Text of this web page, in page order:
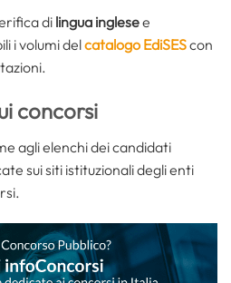
di lingua inglesee
i volumi delcatalogo EdiSEScon
concorsi
agli elenchi dei candidati
sui siti istituzionali degli enti